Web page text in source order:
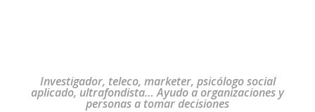
Investigador, teleco, marketer, psicólogo social
aplicado, ultrafondista… Ayudo a organizaciones y
personas a tomar decisiones